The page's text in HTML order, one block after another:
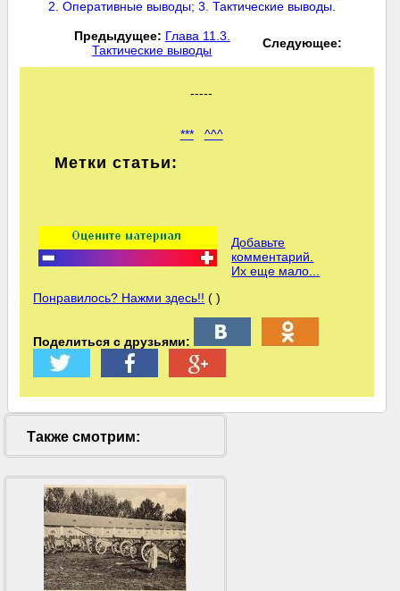
2. Оперативные выводы; 3. Тактические выводы
Предыдущее: Глава 11.3.
Тактические выводы
Следующее:
-----
*** ^^^
Метки статьи:
Добавьте
комментарий.
Их еще мало...
Понравилось? Нажми здесь!! ( )
Поделиться с друзьями:
Также смотрим: